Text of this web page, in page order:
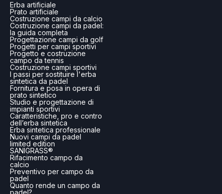
Erba artificiale
Prato artificiale
Costruzione campi da calcio
Costruzione campi da padel:
la guida completa
Progettazione campi da golf
Progetti per campi sportivi
Progetto e costruzione
campo da tennis
Costruzione campi sportivi
I passi per sostituire l'erba
sintetica da padel
Fornitura e posa in opera di
prato sintetico
Studio e progettazione di
impianti sportivi
Caratteristiche, pro e contro
dell’erba sintetica
Erba sintetica professionale
Nuovi campi da padel
limited edition
SANIGRASS®
Rifacimento campo da
calcio
Preventivo per campo da
padel
Quanto rende un campo da